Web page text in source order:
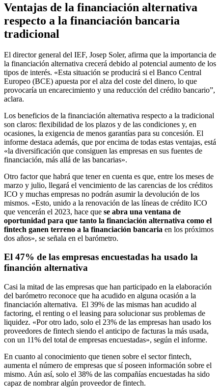
Ventajas de la financiación alternativa
respecto a la financiación bancaria
tradicional
El director general del IEF, Josep Soler, afirma que la importancia de
la financiación alternativa crecerá debido al potencial aumento de los
tipos de interés. «Esta situación se producirá si el Banco Central
Europeo (BCE) apuesta por el alza del coste del dinero, lo que
provocaría un encarecimiento y una reducción del crédito bancario”,
aclara.
Los beneficios de la financiación alternativa respecto a la tradicional
son claros: flexibilidad de los plazos y de las condiciones y, en
ocasiones, la exigencia de menos garantías para su concesión. El
informe destaca además, que por encima de todas estas ventajas, está
«la diversificación que consiguen las empresas en sus fuentes de
financiación, más allá de las bancarias».
Otro factor que habrá que tener en cuenta es que, entre los meses de
marzo y julio, llegará el vencimiento de las carencias de los créditos
ICO y muchas empresas no podrán asumir la devolución de los
mismos. «Esto, unido a la renovación de las líneas de crédito ICO
que vencerán el 2023, hace que se abra una ventana de
oportunidad para que tanto la financiación alternativa como el
fintech ganen terreno a la financiación bancaria en los próximos
dos años», se señala en el barómetro.
El 47% de las empresas encuestadas ha usado la
financión alternativa
Casi la mitad de las empresas que han participado en la elaboración
del barómetro reconoce que ha acudido en alguna ocasión a la
financiación alternativa. El 39% de las mismas han acudido al
factoring, el renting o el leasing para solucionar sus problemas de
liquidez. «Por otro lado, solo el 23% de las empresas han usado los
proveedores de fintech siendo el anticipo de facturas la más usada,
con un 11% del total de empresas encuestadas», según el informe.
En cuanto al conocimiento que tienen sobre el sector fintech,
aumenta el número de empresas que sí poseen información sobre el
mismo. Aún así, solo el 38% de las compañías encuestadas ha sido
capaz de nombrar algún proveedor de fintech.